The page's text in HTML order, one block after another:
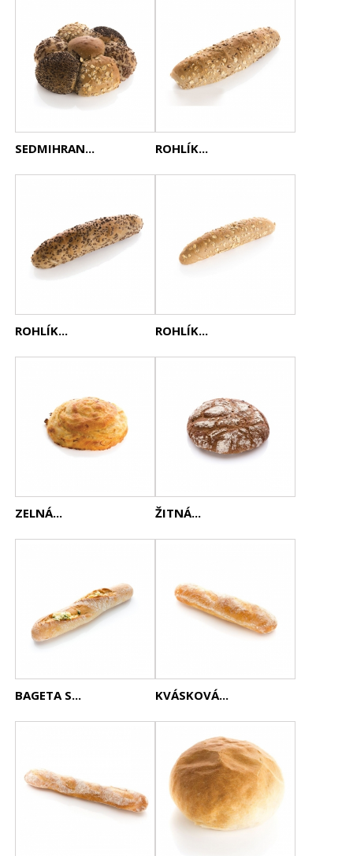
SEDMIHRAN... ROHLÍK...
ROHLÍK... ROHLÍK...
ZELNÁ... ŽITNÁ...
BAGETA S... KVÁSKOVÁ...